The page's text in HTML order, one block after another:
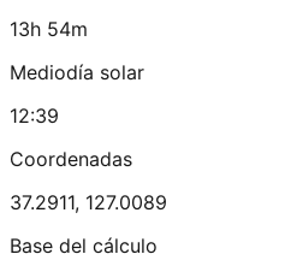
13h 54m
Mediodía solar
12:39
Coordenadas
37.2911, 127.0089
Base del cálculo